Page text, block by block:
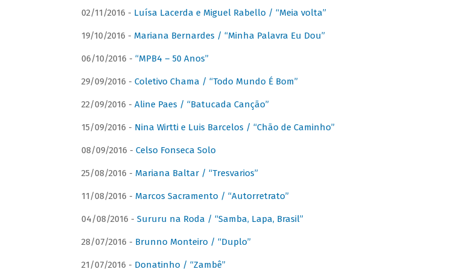
02/11/2016 - Luísa Lacerda e Miguel Rabello / “Meia volta”
19/10/2016 - Mariana Bernardes / “Minha Palavra Eu Dou”
06/10/2016 - “MPB4 – 50 Anos”
29/09/2016 - Coletivo Chama / “Todo Mundo É Bom”
22/09/2016 - Aline Paes / “Batucada Canção”
15/09/2016 - Nina Wirtti e Luis Barcelos / “Chão de Caminho”
08/09/2016 - Celso Fonseca Solo
25/08/2016 - Mariana Baltar / “Tresvarios”
11/08/2016 - Marcos Sacramento / “Autorretrato”
04/08/2016 - Sururu na Roda / “Samba, Lapa, Brasil”
28/07/2016 - Brunno Monteiro / “Duplo”
21/07/2016 - Donatinho / “Zambê”